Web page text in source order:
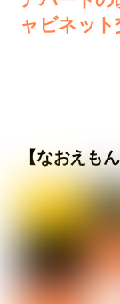
ャビネット
【なおえも